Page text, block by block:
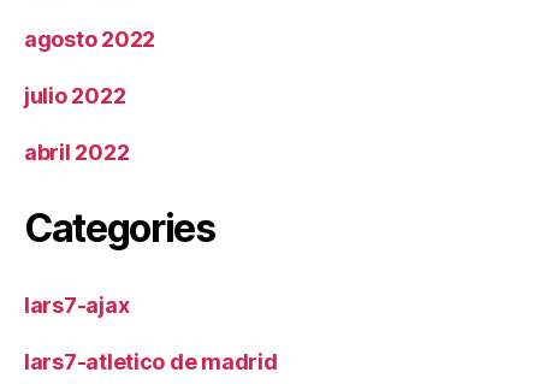
agosto 2022
julio 2022
abril 2022
Categories
lars7-ajax
lars7-atletico de madrid